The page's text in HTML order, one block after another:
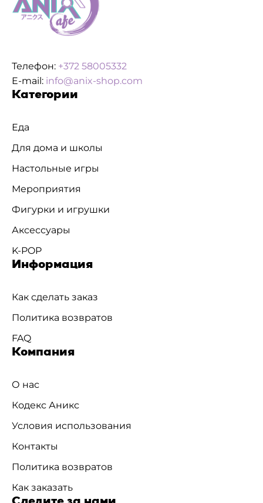
Телефон: +372 58005332
E-mail: info@anix-shop.com
Категории
Еда
Для дома и школы
Настольные игры
Мероприятия
Фигурки и игрушки
Аксессуары
K-POP
Информация
Как сделать заказ
Политика возвратов
FAQ
Компания
О нас
Кодекс Аникс
Условия использования
Контакты
Политика возвратов
Как заказать